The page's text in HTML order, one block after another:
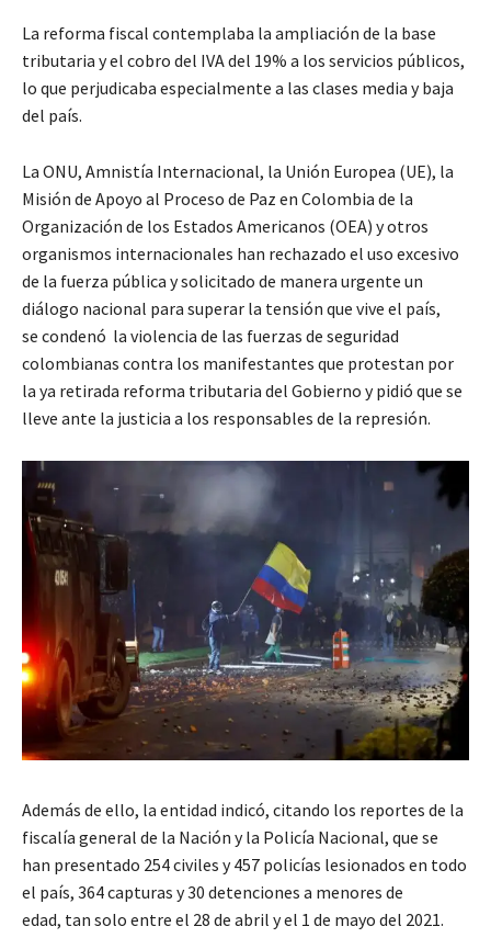
La reforma fiscal contemplaba la ampliación de la base
tributaria y el cobro del IVA del 19% a los servicios públicos,
lo que perjudicaba especialmente a las clases media y baja
del país.
La ONU, Amnistía Internacional, la Unión Europea (UE), la
Misión de Apoyo al Proceso de Paz en Colombia de la
Organización de los Estados Americanos (OEA) y otros
organismos internacionales han rechazado el uso excesivo
de la fuerza pública y solicitado de manera urgente un
diálogo nacional para superar la tensión que vive el país,
se condenó la violencia de las fuerzas de seguridad
colombianas contra los manifestantes que protestan por
la ya retirada reforma tributaria del Gobierno y pidió que se
lleve ante la justicia a los responsables de la represión.
Además de ello, la entidad indicó, citando los reportes de la
fiscalía general de la Nación y la Policía Nacional, que se
han presentado 254 civiles y 457 policías lesionados en todo
el país, 364 capturas y 30 detenciones a menores de
edad, tan solo entre el 28 de abril y el 1 de mayo del 2021.